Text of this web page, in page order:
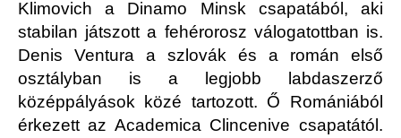
Klimovich a Dinamo Minsk csapatából, aki
stabilan játszott a fehérorosz válogatottban is.
Denis Ventura a szlovák és a román első
osztályban is a legjobb labdaszerző
középpályások közé tartozott. Ő Romániából
érkezett az Academica Clincenive csapatától.